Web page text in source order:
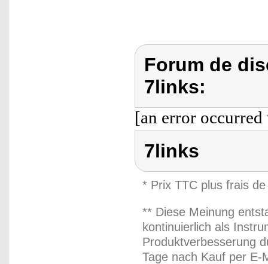
Forum de
7links:
[an error
7links
* Prix TTC plus frais
** Diese Meinung
kontinuierlich als
Produktverbesserung
Tage nach Kauf per E-